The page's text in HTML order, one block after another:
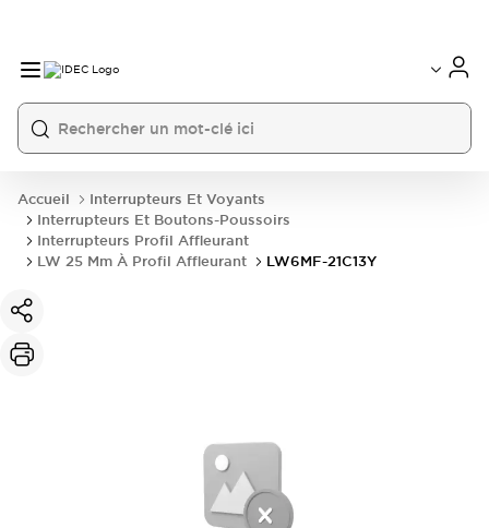
Accueil
Interrupteurs Et Voyants
Interrupteurs Et Boutons-Poussoirs
Interrupteurs Profil Affleurant
LW 25 Mm À Profil Affleurant
LW6MF-21C13Y